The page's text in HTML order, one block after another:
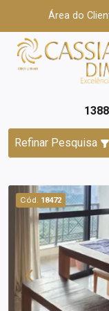
Área do
Refinar Pesquisa
Cód. 18472